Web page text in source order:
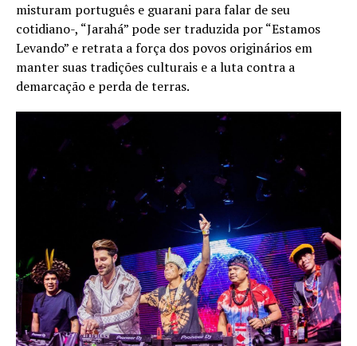
misturam português e guarani para falar de seu
cotidiano-, “Jarahá” pode ser traduzida por “Estamos
Levando” e retrata a força dos povos originários em
manter suas tradições culturais e a luta contra a
demarcação e perda de terras.